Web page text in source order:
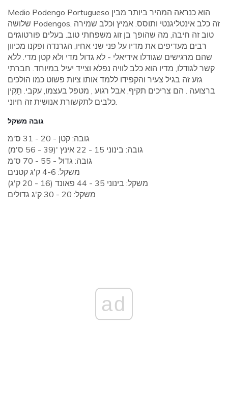
Medio Podengo Portugueso הוא כנראה המהיר ביותר מבין
שלושה Podengos. זה כלב אינטליגנטי ותוסס. אמיץ וכלב שמירה
טוב זה חיבה, מה שהופך בן זוג משפחתי טוב. בעלים פורטוגזים
רבים מעדיפים את מדיו על פני שני אחיו, הגרנדה ופקנו מכיוון
שהם מרגישים שגודלו אידיאלי - לא גדול מדי ולא קטן מדי. ללא
קשר לגודלו, מדיו הוא כלב לוויה נפלא וצייד יעיל במיוחד. חברתי
גזע זה בגיל צעיר והקפידו ללמד אותו ציות פשוט כמו הולכים
ברצועה . הם צריכים תקיף, אבל רגוע , מטפל בעצמו, עקבי. תָקִין
כלבים לתקשורת אנושית זה חיוני.
גובה משקל
גובה: קטן - 20 - 31 ס'מ
גובה: בינוני 15 - 22 אינץ '(39 - 56 ס'מ)
גובה: גדול - 55 - 70 ס'מ
משקל: 4-6 ק'ג קטנים
משקל: בינוני 35 - 44 פאונד (16 - 20 ק'ג)
משקל: 20 - 30 ק'ג גדולים
ad